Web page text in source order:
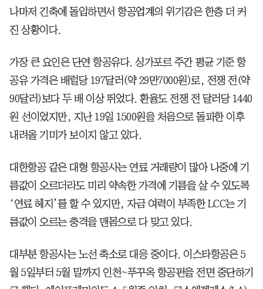
나마저 긴축에 돌입하면서 항공업계의 위기감은 한층 더 커
진 상황이다.
가장 큰 요인은 단연 항공유다. 싱가포르 주간 평균 기준 항
공유 가격은 배럴당 197달러(약 29만7000원)로, 전쟁 전(약
90달러)보다 두 배 이상 뛰었다. 환율도 전쟁 전 달러당 1440
원 선이었지만, 지난 19일 1500원을 처음으로 돌파한 이후
내려올 기미가 보이지 않고 있다.
대한항공 같은 대형 항공사는 연료 거래량이 많아 나중에 기
름값이 오르더라도 미리 약속한 가격에 기름을 살 수 있도록
‘연료 헤지’를 할 수 있지만, 자금 여력이 부족한 LCC는 기
름값이 오르는 충격을 맨몸으로 다 맞고 있다.
대부분 항공사는 노선 축소로 대응 중이다. 이스타항공은 5
월 5일부터 5월 말까지 인천~푸꾸옥 항공편을 전면 중단하기